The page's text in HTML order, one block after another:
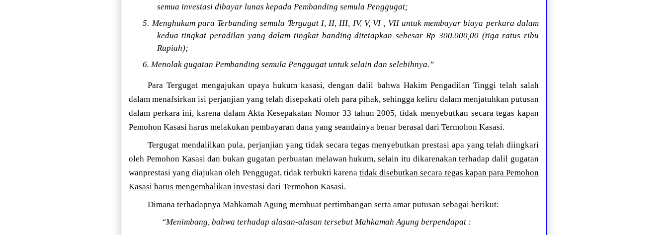
semua investasi dibayar lunas kepada Pembanding semula Penggugat;
5. Menghukum para Terbanding semula Tergugat I, II, III, IV, V, VI , VII untuk membayar biaya perkara dalam
kedua tingkat peradilan yang dalam tingkat banding ditetapkan sebesar Rp 300.000,00 (tiga ratus ribu
Rupiah);
6. Menolak gugatan Pembanding semula Penggugat untuk selain dan selebihnya.”
Para Tergugat mengajukan upaya hukum kasasi, dengan dalil bahwa Hakim Pengadilan Tinggi telah salah
dalam menafsirkan isi perjanjian yang telah disepakati oleh para pihak, sehingga keliru dalam menjatuhkan putusan
dalam perkara ini, karena dalam Akta Kesepakatan Nomor 33 tahun 2005, tidak menyebutkan secara tegas kapan
Pemohon Kasasi harus melakukan pembayaran dana yang seandainya benar berasal dari Termohon Kasasi.
Tergugat mendalilkan pula, perjanjian yang tidak secara tegas menyebutkan prestasi apa yang telah diingkari
oleh Pemohon Kasasi dan bukan gugatan perbuatan melawan hukum, selain itu dikarenakan terhadap dalil gugatan
wanprestasi yang diajukan oleh Penggugat, tidak terbukti karenatidak disebutkan secara tegas kapan para Pemohon
Kasasi harus mengembalikan investasi dari Termohon Kasasi.
Dimana terhadapnya Mahkamah Agung membuat pertimbangan serta amar putusan sebagai berikut:
“Menimbang, bahwa terhadap alasan-alasan tersebut Mahkamah Agung berpendapat :